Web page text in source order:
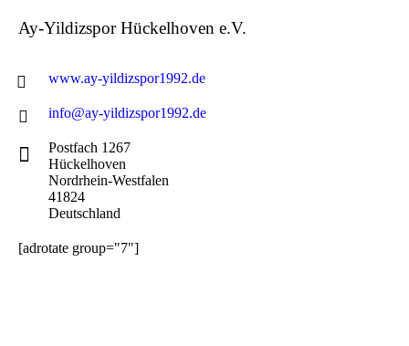
Ay-Yildizspor Hückelhoven e.V.
www.ay-yildizspor1992.de
info@ay-yildizspor1992.de
Postfach 1267
Hückelhoven
Nordrhein-Westfalen
41824
Deutschland
[adrotate group="7"]